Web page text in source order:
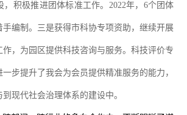
，积极推进团体标准工作。 2022年， 6个团体
手编制。 三是获得市科协专项资助，继续开展
，为园区提供科技咨询与服务。科技评价专
一步提升了我会为会员提供精准服务的能力，
到现代社会治理体系的建设中。